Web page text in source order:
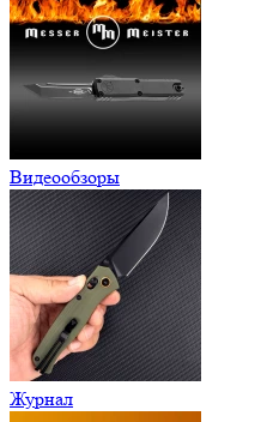
Видеообзоры
Журнал